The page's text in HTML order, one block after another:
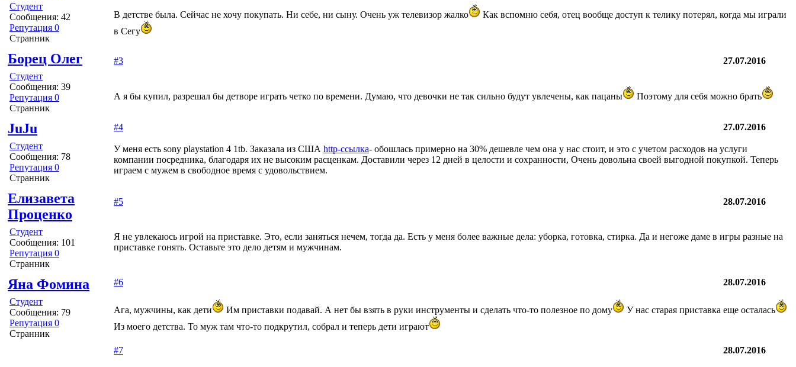
Студент
Сообщения: 42
Репутация 0
Странник
В детстве была. Сейчас не хочу покупать. Ни себе, ни сыну. Очень уж телевизор жалко
Как вспомню себя, отец вообще доступ к телику потерял, когда мы играли
в Сегу
Борец Олег
Студент
Сообщения: 39
Репутация 0
Странник
#3 27.07.2016
А я бы купил, разрешал бы детворе играть четко по времени. Думаю, что девочки не так сильно будут увлечены, как пацаны Поэтому для себя можно брать
JuJu
Студент
Сообщения: 78
Репутация 0
Странник
#4 27.07.2016
У меня есть sony playstation 4 1tb. Заказала из США http-ссылка- обошлась примерно на 30% дешевле чем она у нас стоит, и это с учетом расходов на услуги
компании посредника, благодаря их не высоким расценкам. Доставили через 12 дней в целости и сохранности, Очень довольна своей выгодной покупкой. Теперь
играем с мужем в свободное время с удовольствием.
Елизавета
Проценко
Студент
Сообщения: 101
Репутация 0
Странник
#5 28.07.2016
Я не увлекаюсь игрой на приставке. Это, если заняться нечем, тогда да. Есть у меня более важные дела: уборка, готовка, стирка. Да и негоже даме в игры разные на
приставке гонять. Оставьте это дело детям и мужчинам.
Яна Фомина
Студент
Сообщения: 79
Репутация 0
Странник
#6 28.07.2016
Ага, мужчины, как дети Им приставки подавай. А нет бы взять в руки инструменты и сделать что-то полезное по дому
У нас старая приставка еще осталась
Из моего детства. То муж там что-то подкрутил, собрал и теперь дети играют
#7 28.07.2016